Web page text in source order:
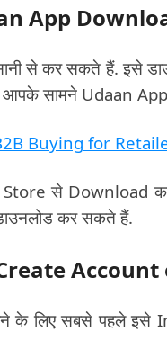
App
से कर सकते हैं. इसे
सामने Udaan
Buying for
से Download
कर सकते हैं.
Create
के लिए सबसे पहले इसे